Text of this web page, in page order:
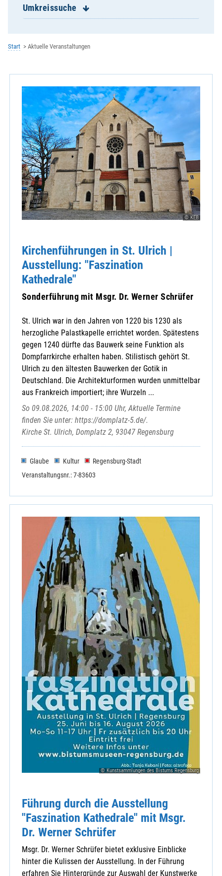
Eschlkam - St. Jakobus
Grafenkirchen - St. Laurentius
Grafenwiesen - Hl.Dreifaltigkeit
Haibühl/Arrach - St. Wolfgang
Harrling/Zandt - St. Bartholomäus
Heinrichskirchen - St. Nikolaus
Hiltersried - St. Johann Baptist
Hohenwarth - St. Johannes der Täufer
KEB im Bistum Regensburg e.V.
Lam - St. Ulrich
Lederdorn - Maria Königin
Lohberg - St. Walburga
Neubäu - Mariä Namen
Neukirchen b. Hl. Blut - Mariä Geburt
Pemfling - St. Andreas
Ränkam - Heilige Dreifaltigkeit
Rimbach - St. Michael
Roding - St. Pankratius
Sattelbogen - Kuratbenefizium St. Nikola
Sattelpeilnstein - St. Peter und Paul
Schorndorf - Maria Immaculata
Stamsried - St. Johannes
Strahlfeld, Haus der Begegnung
Trasching - Mariä Sieben Schmerzen
Treffelstein - Hl. Drei Könige
Walderbach - St. Nikolaus
Waldmünchen - St. Stephan
Walting - Expositur St.Marien
Warzenried - Hl. Herz Jesu
Wettzell - St. Laurentius
Wilting - St. Leonhard
Windischbergerdorf - St. Michael
Zell - St. Mariä Himmelfahrt
Zenching - Expositur St. Ägidius
Zentrale Veranstaltung KEB Cham
Amt für Ernährung, Landwirtschaft und Ernährung
Caritasverband für den Landkreis Cham
familylab
KAB-Kreisverband
Katholische Jugendstelle Cham
KDFB Bezirksverband Roding
KDFB-Bezirksverband Cham
Kneipp-Verein Cham e.V.
Kolpingbezirk Cham
Kulturverein Bayerischer Wald e.V.
Sudetendeutsche Landsmannschaft Bad Kö
Umkreissuche
Start Aktuelle Veranstaltungen
© KEB
Kirchenführungen in St. Ulrich |
Ausstellung: "Faszination
Kathedrale"
Sonderführung mit Msgr. Dr. Werner Schrüfer
St. Ulrich war in den Jahren von 1220 bis 1230 als
herzogliche Palastkapelle errichtet worden. Spätestens
gegen 1240 dürfte das Bauwerk seine Funktion als
Dompfarrkirche erhalten haben. Stilistisch gehört St.
Ulrich zu den ältesten Bauwerken der Gotik in
Deutschland. Die Architekturformen wurden unmittelbar
aus Frankreich importiert; ihre Wurzeln ...
So 09.08.2026, 14:00 - 15:00 Uhr, Aktuelle Termine
finden Sie unter: https://domplatz-5.de/.
Kirche St. Ulrich, Domplatz 2, 93047 Regensburg
Glaube Kultur
Regensburg-Stadt
Veranstaltungsnr.: 7-83603
© Kunstsammlungen des Bistums Regensburg
Führung durch die Ausstellung
"Faszination Kathedrale" mit Msgr.
Dr. Werner Schrüfer
Msgr. Dr. Werner Schrüfer bietet exklusive Einblicke
hinter die Kulissen der Ausstellung. In der Führung
erfahren Sie Hintergründe zur Auswahl der Kunstwerke